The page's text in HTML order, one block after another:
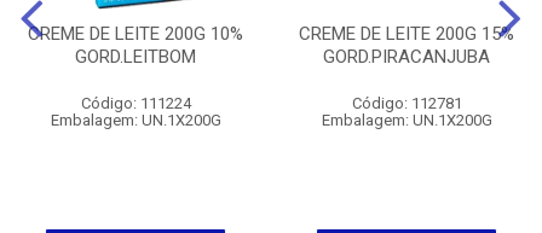
CREME DE LEITE 200G 10%
GORD.LEITBOM
Código: 111224
Embalagem: UN.1X200G
CREME DE LEITE 200G 15%
GORD.PIRACANJUBA
Código: 112781
Embalagem: UN.1X200G